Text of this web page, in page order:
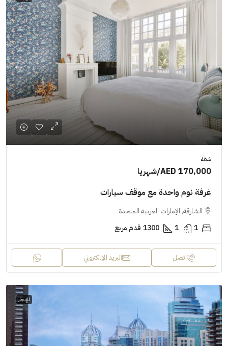
شقة
AED 170,000/شهريا
غرفة نوم واحدة مع موقف سيارات
الشارقة, الإمارات العربية المتحدة
1
1
1300 قدم مربع
اتصل البريد الإلكتروني
للإيجار